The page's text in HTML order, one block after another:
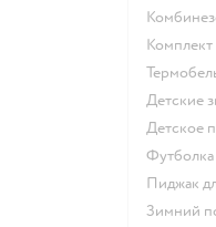
Детские
Детское
Пиджак
Зимний